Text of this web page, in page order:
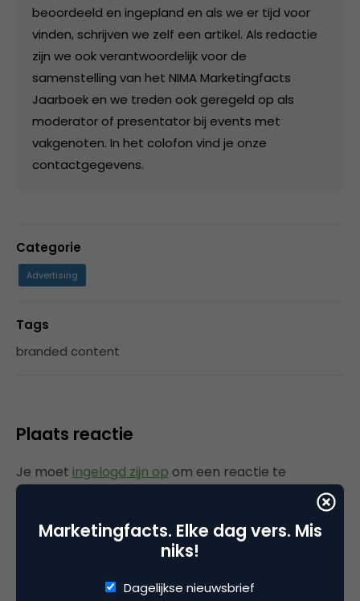
beoordeeld en ingepland en als we er tijd voor
vinden, schrijven we zelf een artikel. Als redactie
zijn we ook verantwoordelijk voor de
samenstelling van het NIMA Marketingfacts
Jaarboek en we treden ook geregeld op als
moderator of presentator bij events met
vakgenoten. In het colofon vind je onze
contactgegevens.
Categorie
Advertising
Tags
branded content
Plaats reactie
Je moet ingelogd zijn op om een reactie te
plaatsen.
Gerelateerde artikelen
Marketingfacts. Elke dag vers. Mis
niks!
Dagelijkse nieuwsbrief